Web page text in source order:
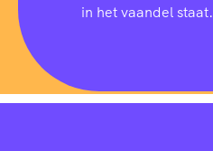
in het vaandel staat.